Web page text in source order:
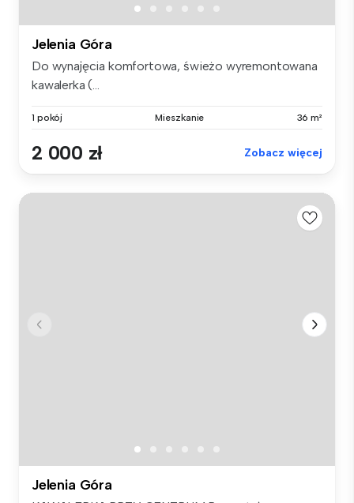
Jelenia Góra
Do wynajęcia komfortowa, świeżo wyremontowana
kawalerka (...
1 pokój Mieszkanie 36 m²
2 000 zł Zobacz więcej
Jelenia Góra